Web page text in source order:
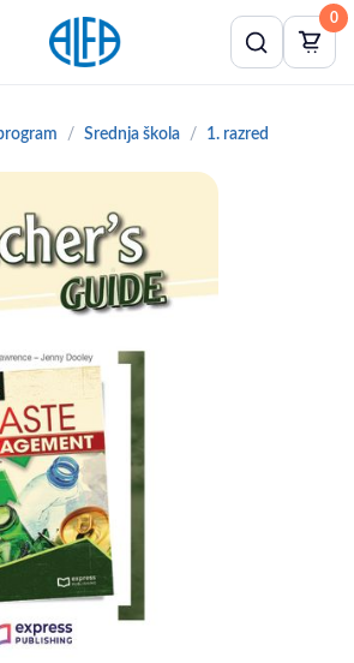
0
Srednja škola 1. razred